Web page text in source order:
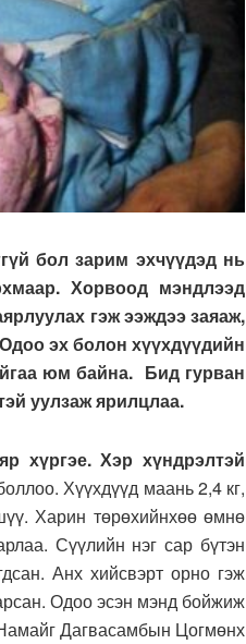
бол зарим эхчүүдэд нь
Хорвоод мэндлээд
гэж ээждээ заяаж,
эх болон хүүхдүүдийн
юм байна. Бид гурван
уулзаж ярилцлаа.
хүргэе. Хэр хүндрэлтэй
Хүүхдүүд маань 2,4 кг,
Харин төрөхийнхөө өмнө
Сүүлийн нэг сар бүтэн
Анх хийсвэрт орно гэж
Одоо эсэн мэнд бойжиж
Дагвасамбын Цогмөнх